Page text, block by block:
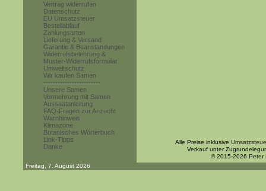
Vertrag widerrufen
Datenschutz
EU Umsatzsteuer
Bestellablauf
Zahlungsarten
Lieferung & Versand
Garantie & Beanstandungen
Widerrufsbelehrung &
Muster-Widerrufsformular
Umweltschutz
Wir kaufen Samen
------------------------
Unsere Samen
Vermehrung mit Samen
Aussaatanleitung
FAQ-Fragen zur Anzucht
Warnhinweis
Klimazone
Botanisches Wörterbuch
Link-Tipps
Danke
Alle Preise inklusive
Verkauf unter
© 2015-2026 Peter
Freitag, 7. August 2026